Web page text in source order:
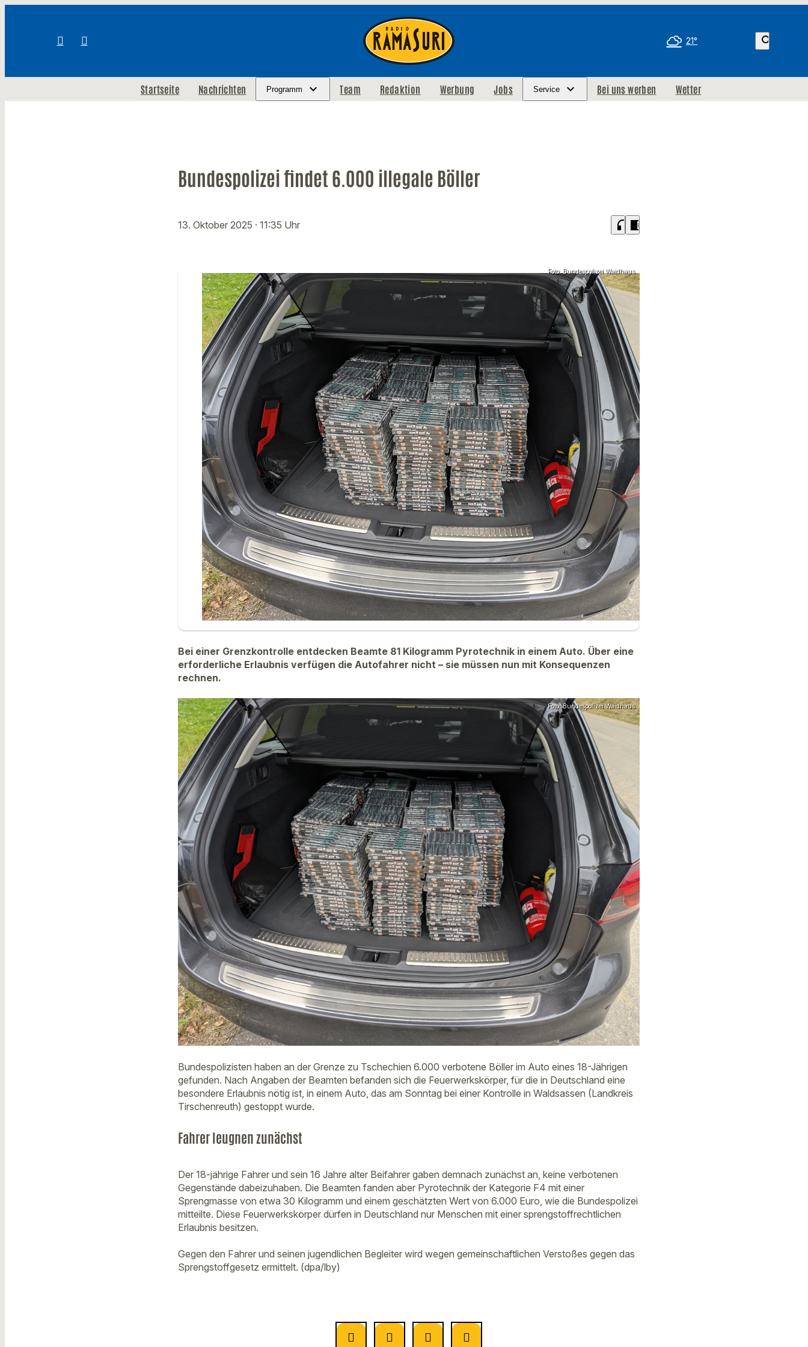
21° search
Startseite Nachrichten Programm Team Redaktion Werbung Jobs Service Bei uns werben Wetter
Bundespolizei findet 6.000 illegale Böller
13. Oktober 2025 · 11:35 Uhr headphones chrome_reader_mode
Foto: Bundespolizei Waidhaus
Bei einer Grenzkontrolle entdecken Beamte 81 Kilogramm Pyrotechnik in einem Auto. Über eine
erforderliche Erlaubnis verfügen die Autofahrer nicht – sie müssen nun mit Konsequenzen
rechnen.
Foto: Bundespolizei Waidhaus
Bundespolizisten haben an der Grenze zu Tschechien 6.000 verbotene Böller im Auto eines 18-Jährigen
gefunden. Nach Angaben der Beamten befanden sich die Feuerwerkskörper, für die in Deutschland eine
besondere Erlaubnis nötig ist, in einem Auto, das am Sonntag bei einer Kontrolle in Waldsassen (Landkreis
Tirschenreuth) gestoppt wurde.
Fahrer leugnen zunächst
Der 18-jährige Fahrer und sein 16 Jahre alter Beifahrer gaben demnach zunächst an, keine verbotenen
Gegenstände dabeizuhaben. Die Beamten fanden aber Pyrotechnik der Kategorie F4 mit einer
Sprengmasse von etwa 30 Kilogramm und einem geschätzten Wert von 6.000 Euro, wie die Bundespolizei
mitteilte. Diese Feuerwerkskörper dürfen in Deutschland nur Menschen mit einer sprengstoffrechtlichen
Erlaubnis besitzen.
Gegen den Fahrer und seinen jugendlichen Begleiter wird wegen gemeinschaftlichen Verstoßes gegen das
Sprengstoffgesetz ermittelt. (dpa/lby)